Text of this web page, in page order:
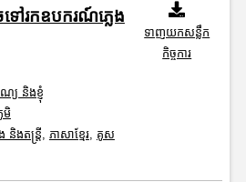
ៅរកឧបករណ៍ភ្លេង
ណ្យ និងខ្ញុំ
មិ
និងតន្ត្រី ភាសាខ្មែរ, គូស
ទាញយកសន្លឹក
កិច្ចការ